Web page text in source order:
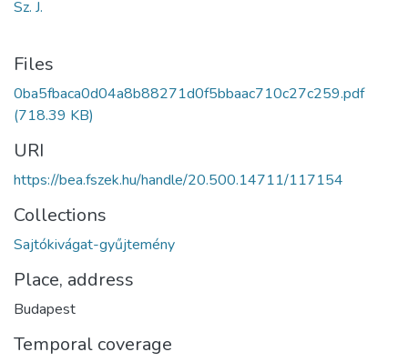
Sz. J.
Files
0ba5fbaca0d04a8b88271d0f5bbaac710c27c259.pdf
(718.39 KB)
URI
https://bea.fszek.hu/handle/20.500.14711/117154
Collections
Sajtókivágat-gyűjtemény
Place, address
Budapest
Temporal coverage